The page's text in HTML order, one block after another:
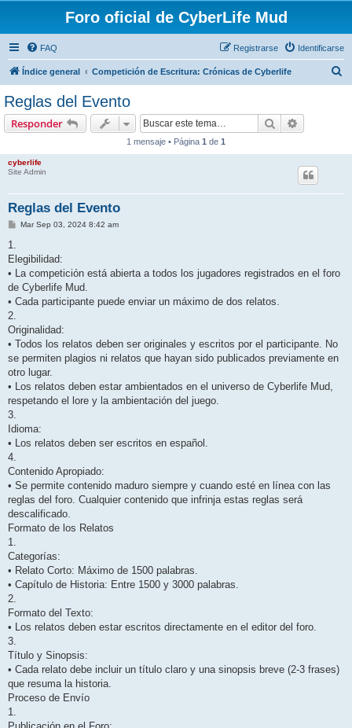
Foro oficial de CyberLife Mud
FAQ Identificarse
Registrarse
Índice general Competición de Escritura: Crónicas de Cyberlife
Reglas del Evento
Responder Buscar
1 mensaje • Página 1 de 1
cyberlife
Site Admin
Reglas del Evento
M
a
j
Mar Sep 03, 2024 8:42 am
1.
Elegibilidad:
• La competición está abierta a todos los jugadores registrados en el foro
de Cyberlife Mud.
• Cada participante puede enviar un máximo de dos relatos.
2.
Originalidad:
• Todos los relatos deben ser originales y escritos por el participante. No
se permiten plagios ni relatos que hayan sido publicados previamente en
otro lugar.
• Los relatos deben estar ambientados en el universo de Cyberlife Mud,
respetando el lore y la ambientación del juego.
3.
Idioma:
• Los relatos deben ser escritos en español.
4.
Contenido Apropiado:
• Se permite contenido maduro siempre y cuando esté en línea con las
reglas del foro. Cualquier contenido que infrinja estas reglas será
descalificado.
Formato de los Relatos
1.
Categorías:
• Relato Corto: Máximo de 1500 palabras.
• Capítulo de Historia: Entre 1500 y 3000 palabras.
2.
Formato del Texto:
• Los relatos deben estar escritos directamente en el editor del foro.
3.
Título y Sinopsis:
• Cada relato debe incluir un título claro y una sinopsis breve (2-3 frases)
que resuma la historia.
Proceso de Envío
1.